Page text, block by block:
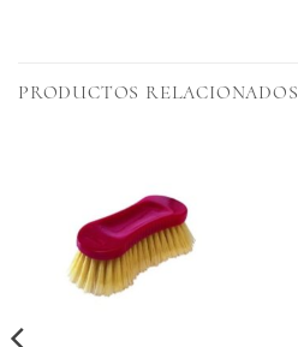
PRODUCTOS RELACIONADOS